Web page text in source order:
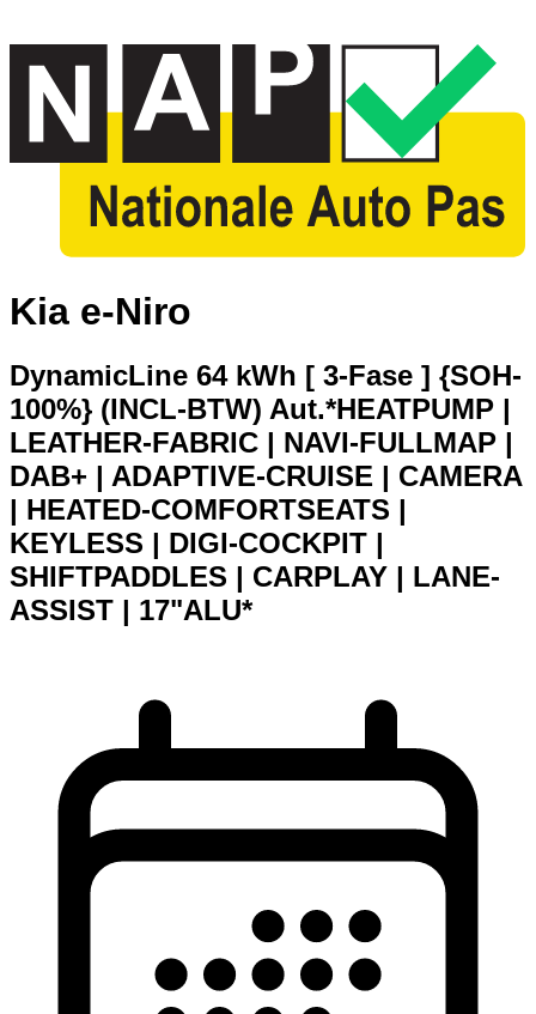
Kia e-Niro
DynamicLine 64 kWh [ 3-Fase ] {SOH-
100%} (INCL-BTW) Aut.*HEATPUMP |
LEATHER-FABRIC | NAVI-FULLMAP |
DAB+ | ADAPTIVE-CRUISE | CAMERA
| HEATED-COMFORTSEATS |
KEYLESS | DIGI-COCKPIT |
SHIFTPADDLES | CARPLAY | LANE-
ASSIST | 17"ALU*